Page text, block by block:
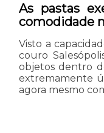
As pastas
comodidade
Visto a
couro
objetos dentro
extremamente
agora mesmo